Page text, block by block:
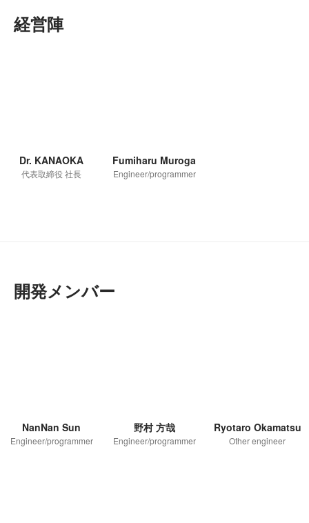
経営陣
Dr. KANAOKA
代表取締役 社長
Fumiharu Muroga
Engineer/programmer
開発メンバー
NanNan Sun
Engineer/programmer
野村 方哉
Engineer/programmer
Ryotaro Okamatsu
Other engineer